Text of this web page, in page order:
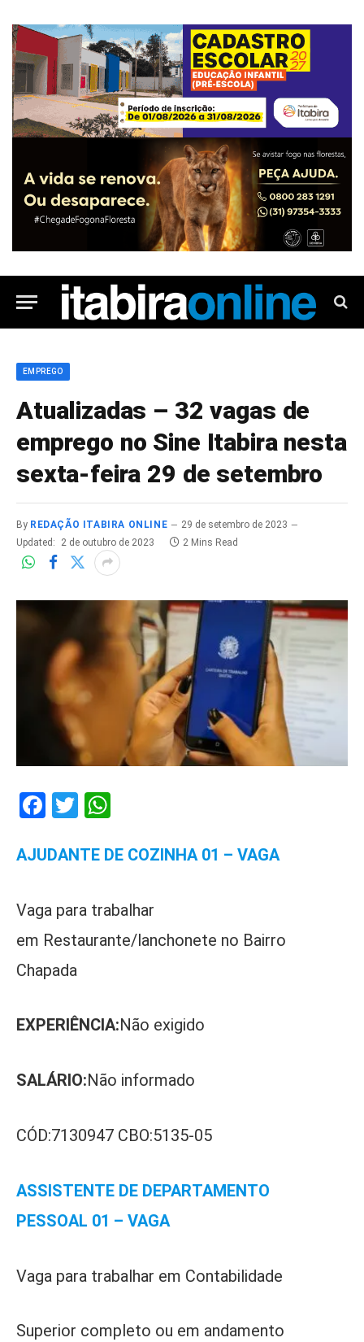
EMPREGO
Atualizadas – 32 vagas de
emprego no Sine Itabira nesta
sexta-feira 29 de setembro
By REDAÇÃO ITABIRA ONLINE
29 de setembro de 2023
Updated:
2 de outubro de 2023 2 Mins Read
Facebook
Twitter
AJUDANTE DE COZINHA 01 – VAGA
Vaga para trabalhar
em Restaurante/lanchonete no Bairro
Chapada
EXPERIÊNCIA:Não exigido
SALÁRIO:Não informado
CÓD:7130947 CBO:5135-05
ASSISTENTE DE DEPARTAMENTO
PESSOAL 01 – VAGA
Vaga para trabalhar em Contabilidade
Superior completo ou em andamento